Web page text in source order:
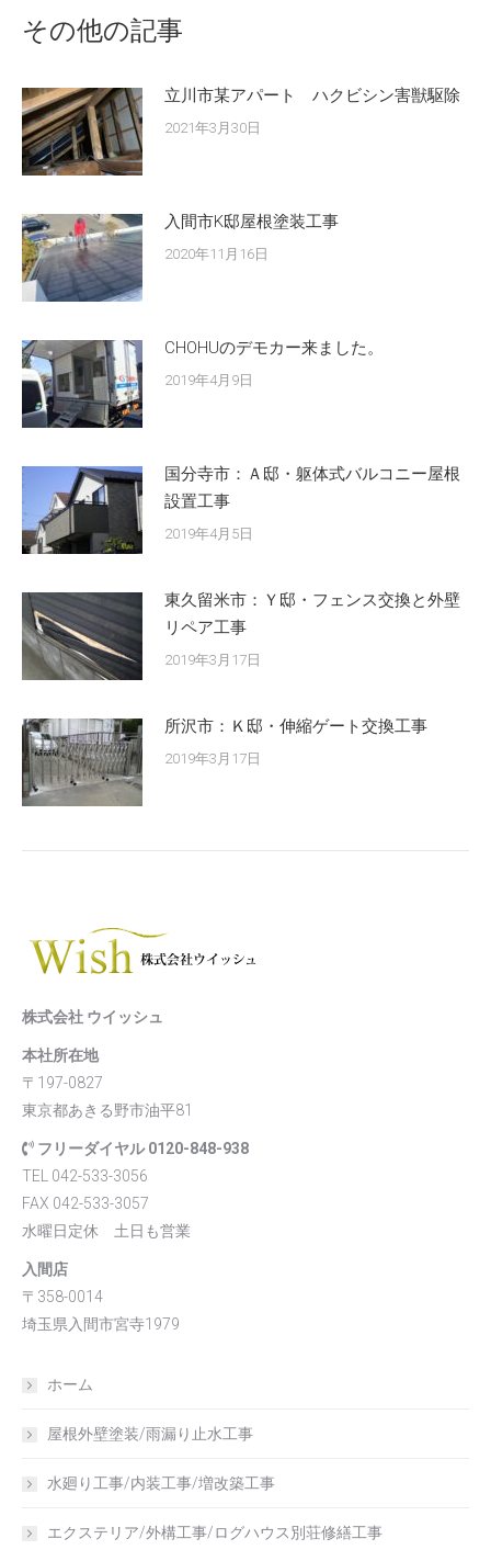
その他の記事
立川市某アパート ハクビシン害獣駆除
2021年3月30日
入間市K邸屋根塗装工事
2020年11月16日
CHOHUのデモカー来ました。
2019年4月9日
国分寺市：Ａ邸・躯体式バルコニー屋根
設置工事
2019年4月5日
東久留米市：Ｙ邸・フェンス交換と外壁
リペア工事
2019年3月17日
所沢市：Ｋ邸・伸縮ゲート交換工事
2019年3月17日
株式会社 ウイッシュ
本社所在地
〒197-0827
東京都あきる野市油平81
フリーダイヤル 0120-848-938
TEL 042-533-3056
FAX 042-533-3057
水曜日定休 土日も営業
入間店
〒358-0014
埼玉県入間市宮寺1979
ホーム
屋根外壁塗装/雨漏り止水工事
水廻り工事/内装工事/増改築工事
エクステリア/外構工事/ログハウス別荘修繕工事